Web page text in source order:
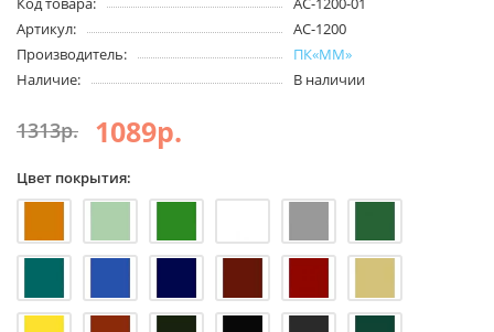
Артикул:
АС-1200
Производитель:
ПК«ММ»
Наличие:
В наличии
1313р. 1089р.
Цвет покрытия: